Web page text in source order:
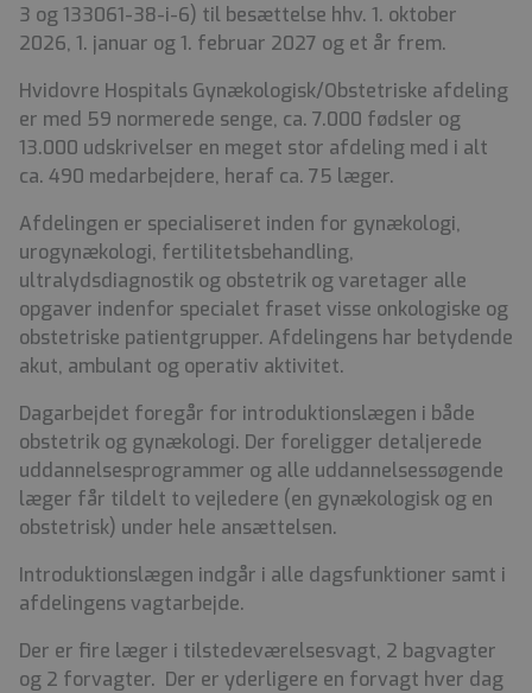
3 og 133061-38-i-6) til besættelse hhv. 1. oktober
2026, 1. januar og 1. februar 2027 og et år frem.
Hvidovre Hospitals Gynækologisk/Obstetriske afdeling
er med 59 normerede senge, ca. 7.000 fødsler og
13.000 udskrivelser en meget stor afdeling med i alt
ca. 490 medarbejdere, heraf ca. 75 læger.
Afdelingen er specialiseret inden for gynækologi,
urogynækologi, fertilitetsbehandling,
ultralydsdiagnostik og obstetrik og varetager alle
opgaver indenfor specialet fraset visse onkologiske og
obstetriske patientgrupper. Afdelingens har betydende
akut, ambulant og operativ aktivitet.
Dagarbejdet foregår for introduktionslægen i både
obstetrik og gynækologi. Der foreligger detaljerede
uddannelsesprogrammer og alle uddannelsessøgende
læger får tildelt to vejledere (en gynækologisk og en
obstetrisk) under hele ansættelsen.
Introduktionslægen indgår i alle dagsfunktioner samt i
afdelingens vagtarbejde.
Der er fire læger i tilstedeværelsesvagt, 2 bagvagter
og 2 forvagter. Der er yderligere en forvagt hver dag